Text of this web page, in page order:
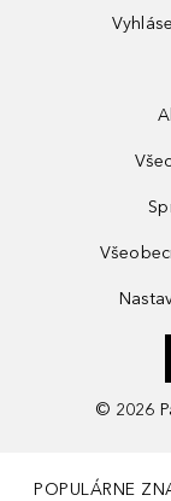
© 2026
POPULÁRNE